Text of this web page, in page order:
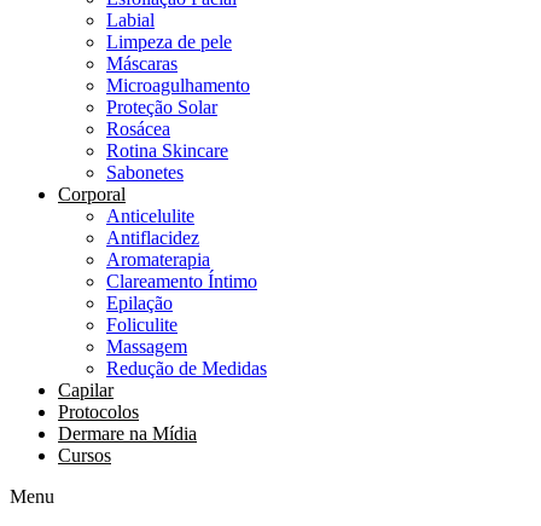
Labial
Limpeza de pele
Máscaras
Microagulhamento
Proteção Solar
Rosácea
Rotina Skincare
Sabonetes
Corporal
Anticelulite
Antiflacidez
Aromaterapia
Clareamento Íntimo
Epilação
Foliculite
Massagem
Redução de Medidas
Capilar
Protocolos
Dermare na Mídia
Cursos
Menu